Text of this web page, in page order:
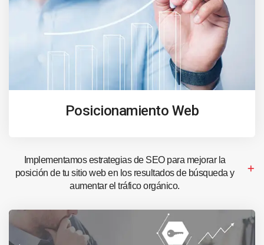
Posicionamiento Web
Implementamos estrategias de SEO para mejorar la
posición de tu sitio web en los resultados de búsqueda y
aumentar el tráfico orgánico.